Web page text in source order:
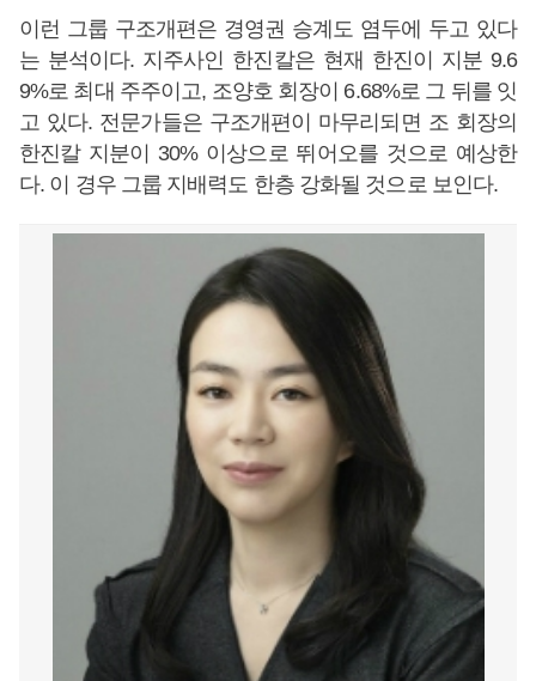
이런 그룹 구조개편은 경영권 승계도 염두에 두고 있다
는 분석이다. 지주사인 한진칼은 현재 한진이 지분 9.6
9%로 최대 주주이고, 조양호 회장이 6.68%로 그 뒤를 잇
고 있다. 전문가들은 구조개편이 마무리되면 조 회장의
한진칼 지분이 30% 이상으로 뛰어오를 것으로 예상한
다. 이 경우 그룹 지배력도 한층 강화될 것으로 보인다.